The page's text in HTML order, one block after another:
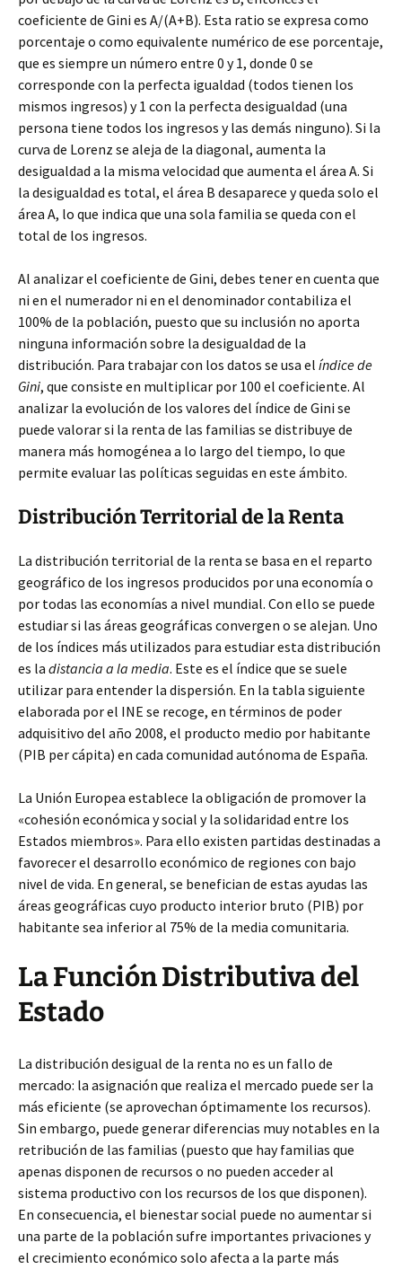
coeficiente de Gini es A/(A+B). Esta ratio se expresa como
porcentaje o como equivalente numérico de ese porcentaje,
que es siempre un número entre 0 y 1, donde 0 se
corresponde con la perfecta igualdad (todos tienen los
mismos ingresos) y 1 con la perfecta desigualdad (una
persona tiene todos los ingresos y las demás ninguno). Si la
curva de Lorenz se aleja de la diagonal, aumenta la
desigualdad a la misma velocidad que aumenta el área A. Si
la desigualdad es total, el área B desaparece y queda solo el
área A, lo que indica que una sola familia se queda con el
total de los ingresos.
Al analizar el coeficiente de Gini, debes tener en cuenta que
ni en el numerador ni en el denominador contabiliza el
100% de la población, puesto que su inclusión no aporta
ninguna información sobre la desigualdad de la
distribución. Para trabajar con los datos se usa el índice de
Gini, que consiste en multiplicar por 100 el coeficiente. Al
analizar la evolución de los valores del índice de Gini se
puede valorar si la renta de las familias se distribuye de
manera más homogénea a lo largo del tiempo, lo que
permite evaluar las políticas seguidas en este ámbito.
Distribución Territorial de la Renta
La distribución territorial de la renta se basa en el reparto
geográfico de los ingresos producidos por una economía o
por todas las economías a nivel mundial. Con ello se puede
estudiar si las áreas geográficas convergen o se alejan. Uno
de los índices más utilizados para estudiar esta distribución
es la distancia a la media. Este es el índice que se suele
utilizar para entender la dispersión. En la tabla siguiente
elaborada por el INE se recoge, en términos de poder
adquisitivo del año 2008, el producto medio por habitante
(PIB per cápita) en cada comunidad autónoma de España.
La Unión Europea establece la obligación de promover la
«cohesión económica y social y la solidaridad entre los
Estados miembros». Para ello existen partidas destinadas a
favorecer el desarrollo económico de regiones con bajo
nivel de vida. En general, se benefician de estas ayudas las
áreas geográficas cuyo producto interior bruto (PIB) por
habitante sea inferior al 75% de la media comunitaria.
La Función Distributiva del
Estado
La distribución desigual de la renta no es un fallo de
mercado: la asignación que realiza el mercado puede ser la
más eficiente (se aprovechan óptimamente los recursos).
Sin embargo, puede generar diferencias muy notables en la
retribución de las familias (puesto que hay familias que
apenas disponen de recursos o no pueden acceder al
sistema productivo con los recursos de los que disponen).
En consecuencia, el bienestar social puede no aumentar si
una parte de la población sufre importantes privaciones y
el crecimiento económico solo afecta a la parte más